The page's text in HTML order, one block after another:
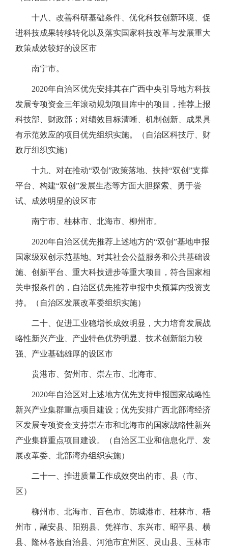
十八、改善科研基础条件、优化科技创新环境、促
进科技成果转移转化以及落实国家科技改革与发展重大
政策成效较好的设区市
南宁市。
2020年自治区优先安排其在广西中央引导地方科技
发展专项资金三年滚动规划项目库中的项目，推荐上报
科技部、财政部；对绩效目标清晰、机制创新、成果具
有示范效应的项目优先组织实施。（自治区科技厅、财
政厅组织实施）
十九、对在推动“双创”政策落地、扶持“双创”支撑
平台、构建“双创”发展生态等方面大胆探索、勇于尝
试、成效明显的设区市
南宁市、桂林市、北海市、柳州市。
2020年自治区优先推荐上述地方的“双创”基地申报
国家级双创示范基地。对其社会公益服务和公共基础设
施、创新平台、重大科技进步等重大项目，符合国家相
关申报条件的，自治区优先推荐申报中央预算内投资支
持。（自治区发展改革委组织实施）
二十、促进工业稳增长成效明显，大力培育发展战
略性新兴产业、产业特色优势明显、技术创新能力较
强、产业基础雄厚的设区市
贵港市、贺州市、崇左市、北海市。
2020年自治区对上述地方优先支持申报国家战略性
新兴产业集群重点项目建设；优先安排广西北部湾经济
区发展专项资金支持崇左市和北海市的国家战略性新兴
产业集群重点项目建设。（自治区工业和信息化厅、发
展改革委、北部湾办组织实施）
二十一、推进质量工作成效突出的市、县（市、
区）
柳州市、北海市、百色市、防城港市、桂林市、梧
州市，融安县、阳朔县、凭祥市、东兴市、昭平县、横
县、隆林各族自治县、河池市宜州区、灵山县、玉林市